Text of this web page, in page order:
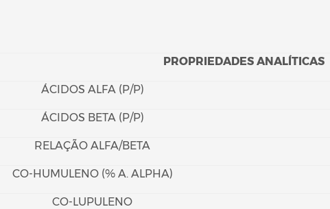
PROPRIEDADES ANALÍTICAS
ÁCIDOS ALFA (P/P)
ÁCIDOS BETA (P/P)
RELAÇÃO ALFA/BETA
CO-HUMULENO (% A. ALPHA)
CO-LUPULENO